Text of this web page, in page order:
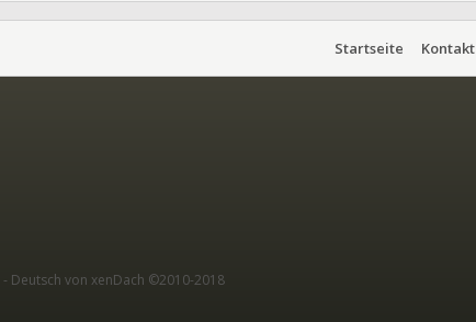
Startseite Kontakt
- Deutsch von xenDach ©2010-2018